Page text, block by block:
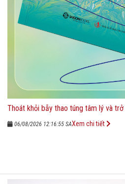
Thoát khỏi bẫy thao túng tâm lý và
06/08/2026 12:16:55 SAXem chi tiết